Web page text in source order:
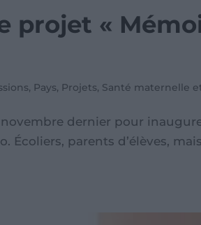
projet «
, Pays, Projets, Santé maternelle
dernier pour
Écoliers, parents d’élèves,